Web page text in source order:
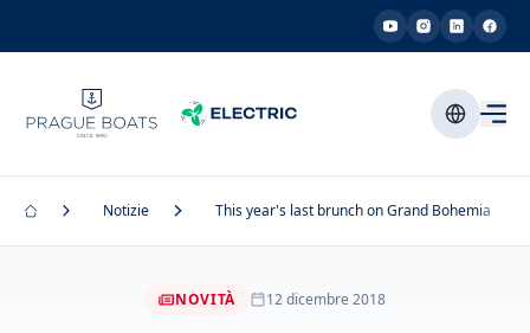
Notizie This year's last brunch on Grand Bohemia
NOVITÀ 12 dicembre 2018